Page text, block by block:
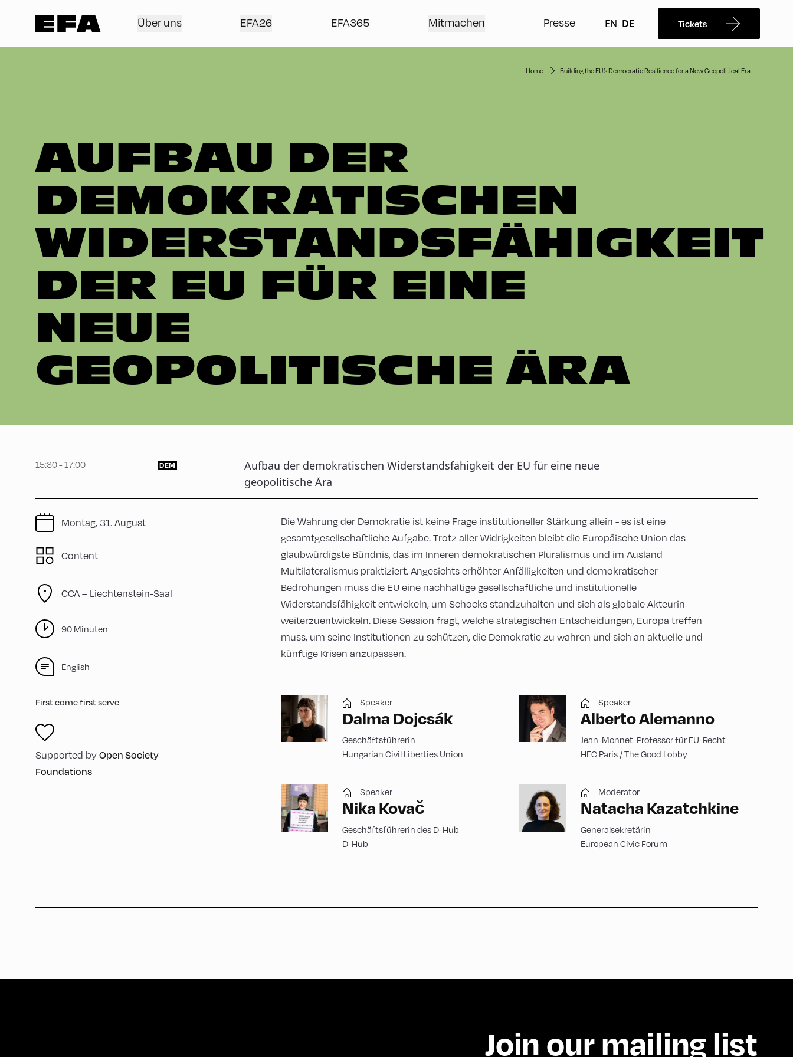
Über uns EFA26 EFA365 Mitmachen Presse EN DE Tickets
Home Building the EU’s Democratic Resilience for a New Geopolitical Era
AUFBAU DER
DEMOKRATISCHEN
WIDERSTANDSFÄHIGKEIT
DER EU FÜR EINE
NEUE
GEOPOLITISCHE ÄRA
15:30 - 17:00 DEM
Aufbau der demokratischen Widerstandsfähigkeit der EU für eine neue
geopolitische Ära
Montag, 31. August
Content
CCA – Liechtenstein-Saal
90 Minuten
English
First come first serve
Supported byOpen Society
Foundations
Die Wahrung der Demokratie ist keine Frage institutioneller Stärkung allein - es ist eine
gesamtgesellschaftliche Aufgabe. Trotz aller Widrigkeiten bleibt die Europäische Union das
glaubwürdigste Bündnis, das im Inneren demokratischen Pluralismus und im Ausland
Multilateralismus praktiziert. Angesichts erhöhter Anfälligkeiten und demokratischer
Bedrohungen muss die EU eine nachhaltige gesellschaftliche und institutionelle
Widerstandsfähigkeit entwickeln, um Schocks standzuhalten und sich als globale Akteurin
weiterzuentwickeln. Diese Session fragt, welche strategischen Entscheidungen, Europa treffen
muss, um seine Institutionen zu schützen, die Demokratie zu wahren und sich an aktuelle und
künftige Krisen anzupassen.
Speaker
Dalma Dojcsák
Geschäftsführerin
Hungarian Civil Liberties Union
Speaker
Alberto Alemanno
Jean-Monnet-Professor für EU-Recht
HEC Paris / The Good Lobby
Speaker
Nika Kovač
Geschäftsführerin des D-Hub
D-Hub
Moderator
Natacha Kazatchkine
Generalsekretärin
European Civic Forum
Join our mailing list